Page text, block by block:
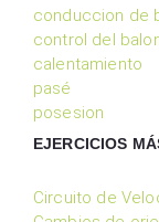
conduccion de
control del
calentamiento
pasé
posesion
EJERCICIOS
Circuito de